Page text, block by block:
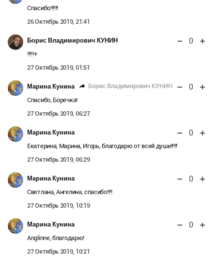
Спасибо!!!!!!
26 Октябрь 2019, 21:41
Борис Владимирович КУНИН 0
!!!!!+
27 Октябрь 2019, 01:51
Марина Кунина Борис Владимирович КУНИН 0
Спасибо, Боречка!
27 Октябрь 2019, 06:27
Марина Кунина 0
Екатерина, Марина, Игорь, благодарю от всей души!!!!!
27 Октябрь 2019, 06:29
Марина Кунина 0
Светлана, Ангелина, спасибо!!!!
27 Октябрь 2019, 10:19
Марина Кунина 0
Anglinne, благодарю!
27 Октябрь 2019, 10:21